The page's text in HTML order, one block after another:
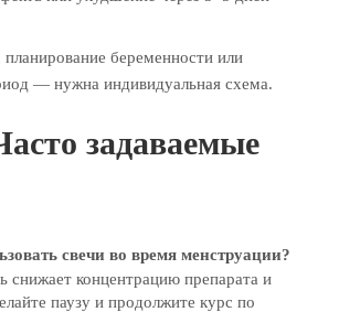
беременности или
— нужна индивидуальная схема.
задаваемые
свечи во время менструации?
снижает концентрацию препарата и
паузу и продолжите курс по